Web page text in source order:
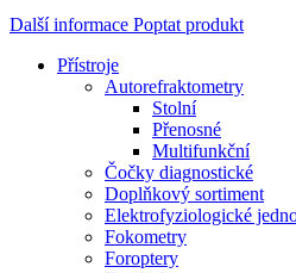
Další informace Poptat produkt
Přístroje
Autorefraktometry
Stolní
Přenosné
Multifunkční
Čočky diagnostické
Doplňkový sortiment
Elektrofyziologické
Fokometry
Foroptery